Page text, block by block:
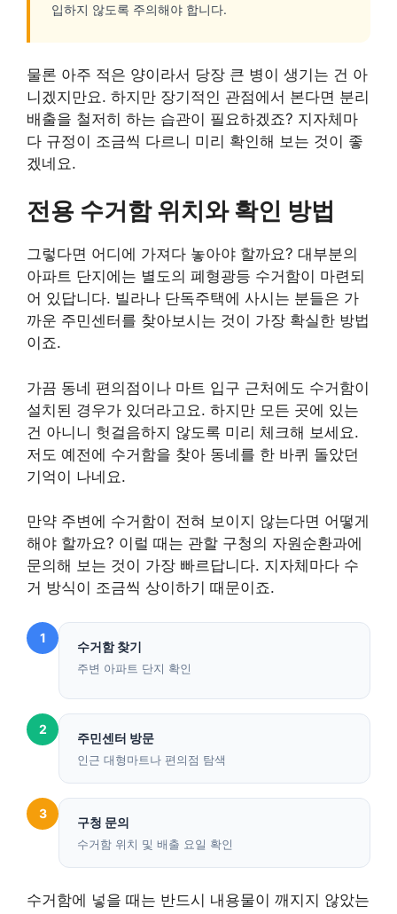
입하지 않도록 주의해야 합니다.
물론 아주 적은 양이라서 당장 큰 병이 생기는 건 아
니겠지만요. 하지만 장기적인 관점에서 본다면 분리
배출을 철저히 하는 습관이 필요하겠죠? 지자체마
다 규정이 조금씩 다르니 미리 확인해 보는 것이 좋
겠네요.
전용 수거함 위치와 확인 방법
그렇다면 어디에 가져다 놓아야 할까요? 대부분의
아파트 단지에는 별도의 폐형광등 수거함이 마련되
어 있답니다. 빌라나 단독주택에 사시는 분들은 가
까운 주민센터를 찾아보시는 것이 가장 확실한 방법
이죠.
가끔 동네 편의점이나 마트 입구 근처에도 수거함이
설치된 경우가 있더라고요. 하지만 모든 곳에 있는
건 아니니 헛걸음하지 않도록 미리 체크해 보세요.
저도 예전에 수거함을 찾아 동네를 한 바퀴 돌았던
기억이 나네요.
만약 주변에 수거함이 전혀 보이지 않는다면 어떻게
해야 할까요? 이럴 때는 관할 구청의 자원순환과에
문의해 보는 것이 가장 빠르답니다. 지자체마다 수
거 방식이 조금씩 상이하기 때문이죠.
1
수거함 찾기
주변 아파트 단지 확인
2
주민센터 방문
인근 대형마트나 편의점 탐색
3
구청 문의
수거함 위치 및 배출 요일 확인
수거함에 넣을 때는 반드시 내용물이 깨지지 않았는